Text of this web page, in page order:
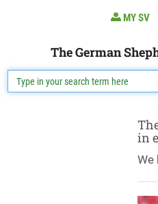
MY SV
The German
in
We